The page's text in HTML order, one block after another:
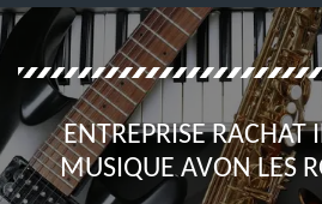
ENTREPRISE
MUSIQUE AVON LES